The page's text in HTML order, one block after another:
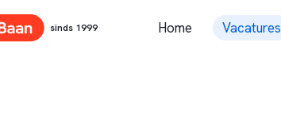
sinds 1999 Home Vacatures